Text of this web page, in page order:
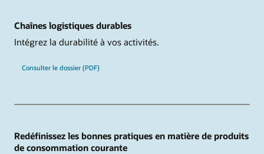
Chaînes logistiques durables
Intégrez la durabilité à vos activités.
Consulter le dossier (PDF)
Redéfinissez les bonnes pratiques en matière de produits
de consommation courante